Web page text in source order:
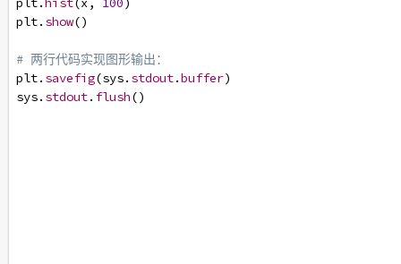
plt. show()
# 两行代码实现图形输出：
plt. savefig(sys. stdout.buffer)
sys. stdout. flush()